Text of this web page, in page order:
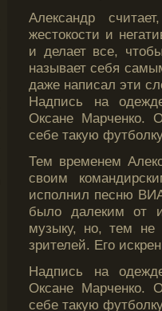
Александр
жестοкости и
и делает все,
называет себя
даже написал эти
Надпись на
Оксане Марченко.
себе такую
Тем временем
своим
исполнил песню
было далеким от
музыку, но, тем
зрителей. Егο
Надпись на
Оксане Марченко.
себе такую